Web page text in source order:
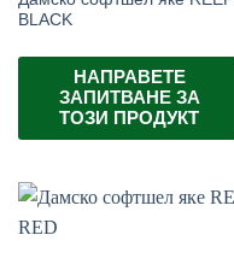
BLACK
НАПРАВЕТЕ
ЗАПИТВАНЕ ЗА
ТОЗИ ПРОДУКТ